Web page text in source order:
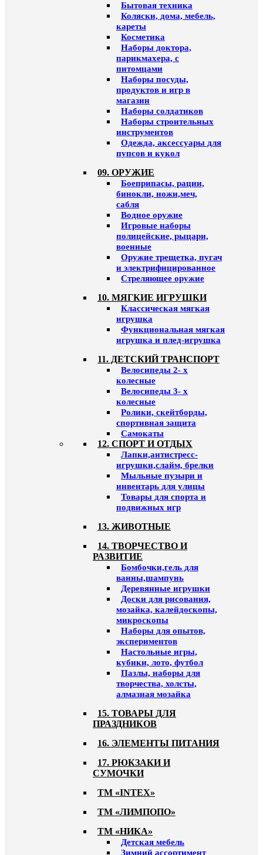
Бытовая техника
Коляски, дома, мебель,
кареты
Косметика
Наборы доктора,
парикмахера, с
питомцами
Наборы посуды,
продуктов и игр в
магазин
Наборы солдатиков
Наборы строительных
инструментов
Одежда, аксессуары для
пупсов и кукол
09. ОРУЖИЕ
Боеприпасы, рации,
бинокли, ножи,меч,
сабля
Водное оружие
Игровые наборы
полицейские, рыцари,
военные
Оружие трещетка, пугач
и электрифицированное
Стреляющее оружие
10. МЯГКИЕ ИГРУШКИ
Классическая мягкая
игрушка
Функциональная мягкая
игрушка и плед-игрушка
11. ДЕТСКИЙ ТРАНСПОРТ
Велосипеды 2- х
колесные
Велосипеды 3- х
колесные
Ролики, скейтборды,
спортивная защита
Самокаты
12. СПОРТ И ОТДЫХ
Лапки,антистресс-
игрушки,слайм, брелки
Мыльные пузыри и
инвентарь для улицы
Товары для спорта и
подвижных игр
13. ЖИВОТНЫЕ
14. ТВОРЧЕСТВО И
РАЗВИТИЕ
Бомбочки,гель для
ванны,шампунь
Деревянные игрушки
Доски для рисования,
мозайка, калейдоскопы,
микроскопы
Наборы для опытов,
экспериментов
Настольные игры,
кубики, лото, футбол
Пазлы, наборы для
творчества, холсты,
алмазная мозайка
15. ТОВАРЫ ДЛЯ
ПРАЗДНИКОВ
16. ЭЛЕМЕНТЫ ПИТАНИЯ
17. РЮКЗАКИ И
СУМОЧКИ
ТМ «INTEX»
ТМ «ЛИМПОПО»
ТМ «НИКА»
Детская мебель
Зимний ассортимент